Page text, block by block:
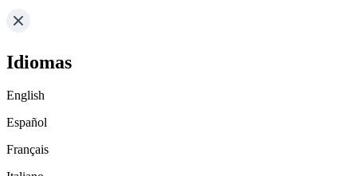
Idiomas
English
Español
Français